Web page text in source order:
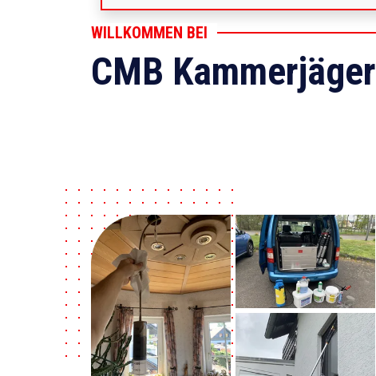
WILLKOMMEN BEI
CMB Kammerjäger